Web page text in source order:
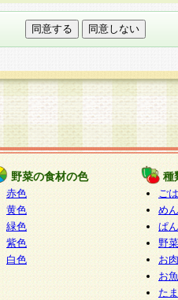
ッション管理のためCookie
供について
は第三者に提供しません。
いて
を外部に委託する場合は、
す企業を選定して委託を行
ます。
示等および問い合わせ窓口
り、当社が本件により取得
・開示・内容の訂正・追加
者への提供の禁止（以下、
ます。
以下になります。
野菜の食材の色
赤色
黄色
緑色
紫色
白色
種
ご
めん
ぱん
野
お
お
た